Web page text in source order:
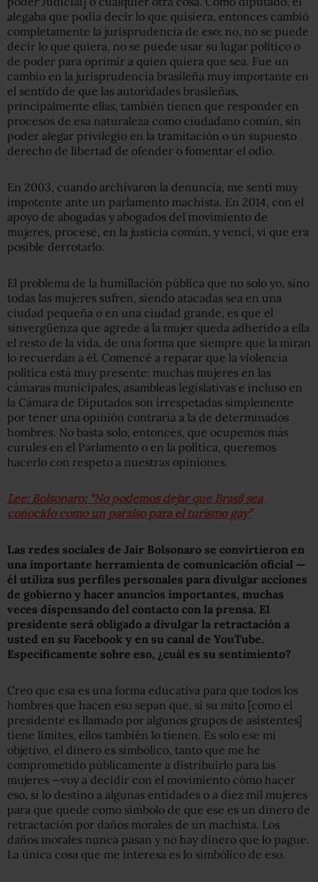
alegaba que podía decir lo que quisiera, entonces cambió
completamente la jurisprudencia de eso: no, no se puede
decir lo que quiera, no se puede usar su lugar político o
de poder para oprimir a quien quiera que sea. Fue un
cambio en la jurisprudencia brasileña muy importante en
el sentido de que las autoridades brasileñas,
principalmente ellas, también tienen que responder en
procesos de esa naturaleza como ciudadano común, sin
poder alegar privilegio en la tramitación o un supuesto
derecho de libertad de ofender o fomentar el odio.
En 2003, cuando archivaron la denuncia, me sentí muy
impotente ante un parlamento machista. En 2014, con el
apoyo de abogadas y abogados del movimiento de
mujeres, procesé, en la justicia común, y vencí, vi que era
posible derrotarlo.
El problema de la humillación pública que no solo yo, sino
todas las mujeres sufren, siendo atacadas sea en una
ciudad pequeña o en una ciudad grande, es que el
sinvergüenza que agrede a la mujer queda adherido a ella
el resto de la vida, de una forma que siempre que la miran
lo recuerdan a él. Comencé a reparar que la violencia
política está muy presente: muchas mujeres en las
cámaras municipales, asambleas legislativas e incluso en
la Cámara de Diputados son irrespetadas simplemente
por tener una opinión contraria a la de determinados
hombres. No basta solo, entonces, que ocupemos más
curules en el Parlamento o en la política, queremos
hacerlo con respeto a nuestras opiniones.
Lee: Bolsonaro: “No podemos dejar que Brasil sea
conocido como un paraíso para el turismo gay”
Las redes sociales de Jair Bolsonaro se convirtieron en
una importante herramienta de comunicación oficial —
él utiliza sus perfiles personales para divulgar acciones
de gobierno y hacer anuncios importantes, muchas
veces dispensando del contacto con la prensa. El
presidente será obligado a divulgar la retractación a
usted en su Facebook y en su canal de YouTube.
Específicamente sobre eso, ¿cuál es su sentimiento?
Creo que esa es una forma educativa para que todos los
hombres que hacen eso sepan que, si su mito [como el
presidente es llamado por algunos grupos de asistentes]
tiene límites, ellos también lo tienen. Es solo ese mi
objetivo, el dinero es simbólico, tanto que me he
comprometido públicamente a distribuirlo para las
mujeres —voy a decidir con el movimiento cómo hacer
eso, si lo destino a algunas entidades o a diez mil mujeres
para que quede como símbolo de que ese es un dinero de
retractación por daños morales de un machista. Los
daños morales nunca pasan y no hay dinero que lo pague.
La única cosa que me interesa es lo simbólico de eso.